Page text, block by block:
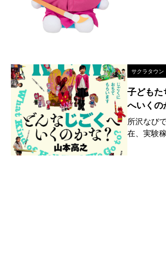
サクラタウン
子ども
へいくの
所沢なび
在、実験